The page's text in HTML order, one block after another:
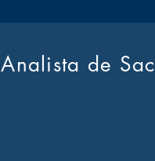
Analista de Sac